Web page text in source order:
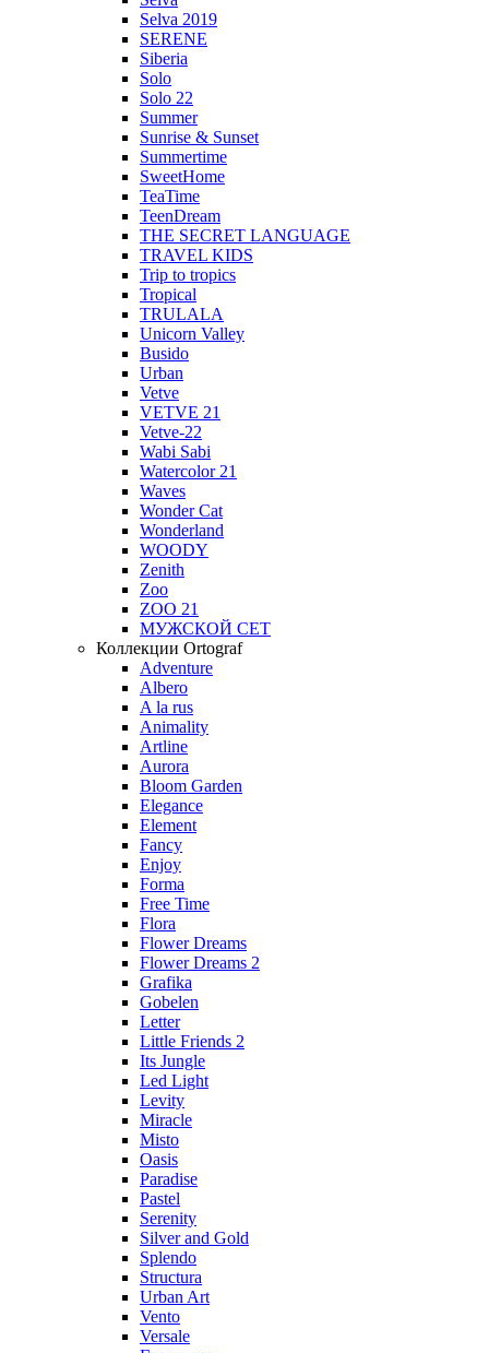
Selva 2019
SERENE
Siberia
Solo
Solo 22
Summer
Sunrise & Sunset
Summertime
SweetHome
TeaTime
TeenDream
THE SECRET LANGUAGE
TRAVEL KIDS
Trip to tropics
Tropical
TRULALA
Unicorn Valley
Busido
Urban
Vetve
VETVE 21
Vetve-22
Wabi Sabi
Watercolor 21
Waves
Wonder Cat
Wonderland
WOODY
Zenith
Zoo
ZOO 21
МУЖСКОЙ СЕТ
Коллекции Ortograf
Adventure
Albero
A la rus
Animality
Artline
Aurora
Bloom Garden
Elegance
Element
Fancy
Enjoy
Forma
Free Time
Flora
Flower Dreams
Flower Dreams 2
Grafika
Gobelen
Letter
Little Friends 2
Its Jungle
Led Light
Levity
Miracle
Misto
Oasis
Paradise
Pastel
Serenity
Silver and Gold
Splendo
Structura
Urban Art
Vento
Versale